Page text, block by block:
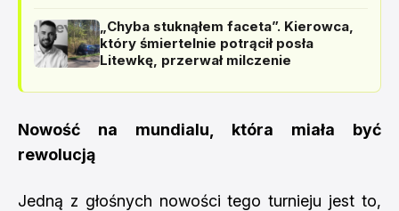
„Chyba stuknąłem faceta”. Kierowca,
który śmiertelnie potrącił posła
Litewkę, przerwał milczenie
Nowość na mundialu, która miała być
rewolucją
Jedną z głośnych nowości tego turnieju jest to,